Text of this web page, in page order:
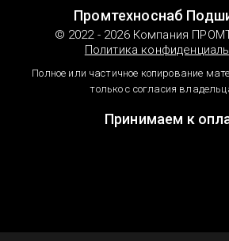
Промтехноснаб
© 2022 - 2026 Компания
Политика
Полное или частичное копирование
только с согласия
Принимаем к